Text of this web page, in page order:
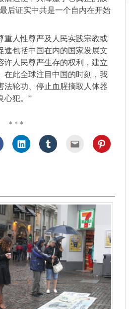
后证实中共是一个自内在开始
重人性尊严及人民实践宗教或
進包括中国在内的国家发展文
许人民尊严生存的权利，建立
在此全球注目中国的时刻，我
法轮功、停止血腥摘取人体器
心犯。”
* * *